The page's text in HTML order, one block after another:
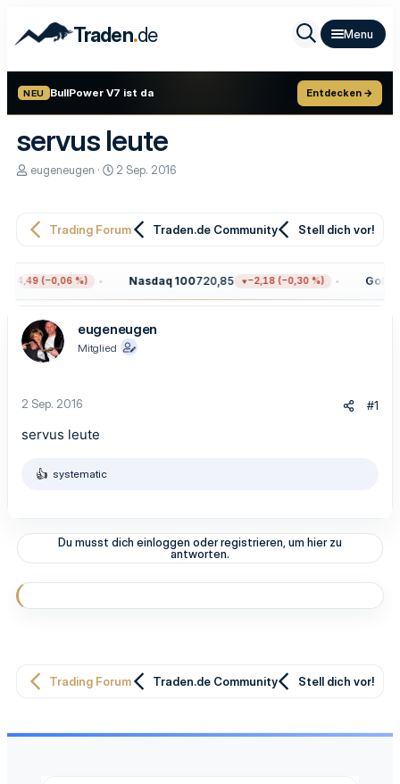
Traden.de
NEU BullPower V7 ist da Entdecken →
servus leute
E
e
r
eugeneugen
E
e
m
2 Sep. 2016
Trading Forum Traden.de Community Stell dich vor!
−4,49 (−0,06 %) Nasdaq 100720,85 −2,18 (−0,30 %) Gold
eugeneugen
Mitglied
2 Sep. 2016 #1
servus leute
R
t
o
n
n
systematic
Du musst dich einloggen oder registrieren, um hier zu
antworten.
Trading Forum Traden.de Community Stell dich vor!